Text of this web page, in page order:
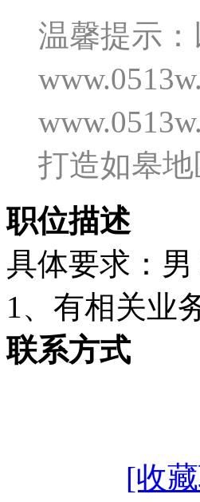
温馨提示
打造如皋
职位描述
具体要求：
1、有相关业
联系方式
[收